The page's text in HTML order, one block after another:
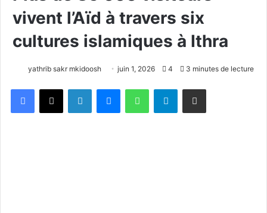
vivent l’Aïd à travers six
cultures islamiques à Ithra
yathrib sakr mkidoosh juin 1, 2026 4 3 minutes de lecture
Telegram